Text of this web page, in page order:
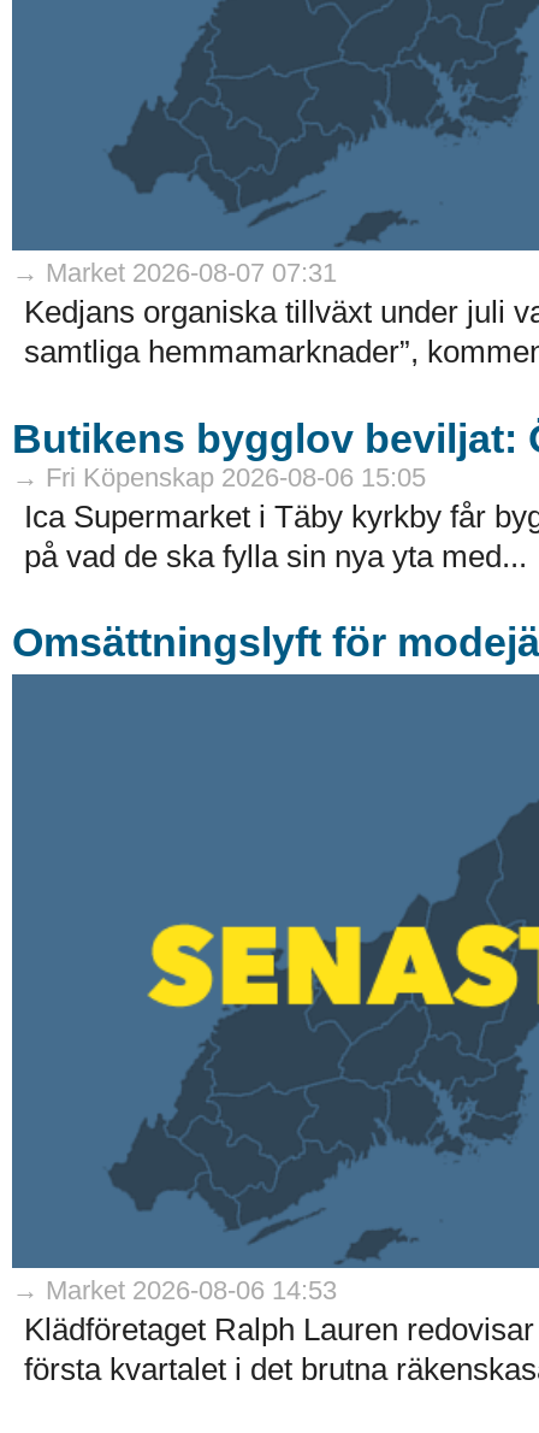
→ Market 2026-08-07 07:31
Kedjans organiska tillväxt under juli
samtliga hemmamarknader”,
Butikens bygglov beviljat:
→ Fri Köpenskap 2026-08-06 15:05
Ica Supermarket i Täby kyrkby får
på vad de ska fylla sin nya yta med...
Omsättningslyft för
→ Market 2026-08-06 14:53
Klädföretaget Ralph Lauren
första kvartalet i det brutna